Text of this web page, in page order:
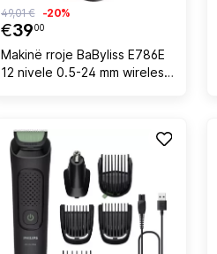
€3900
49,01 € -20%
Makinë rroje BaByliss E786E
12 nivele 0.5-24 mm wireless,